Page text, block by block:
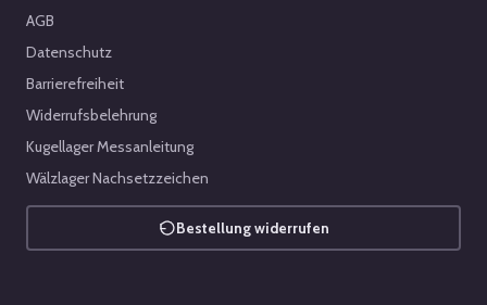
AGB
Datenschutz
Barrierefreiheit
Widerrufsbelehrung
Kugellager Messanleitung
Wälzlager Nachsetzzeichen
Bestellung widerrufen